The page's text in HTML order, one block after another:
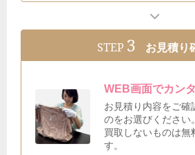
STEP 3 お見積り
WEB画面でカン
お見積り内容をご確
のをお選びください。
買取しないものは無
す。